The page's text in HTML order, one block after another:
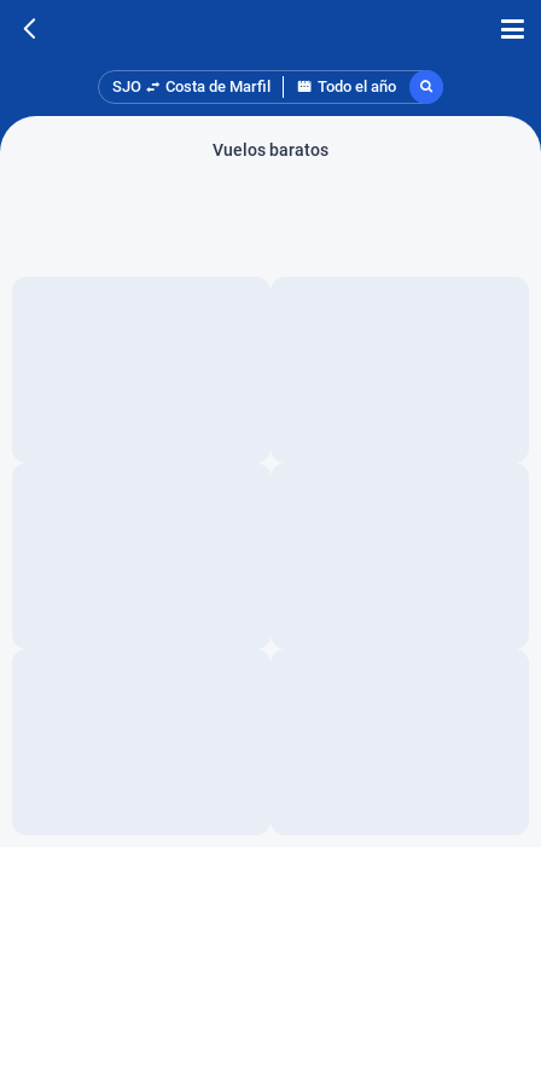
SJO Costa de Marfil Todo el año
Vuelos baratos